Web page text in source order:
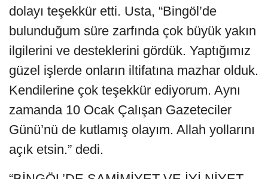
dolayı teşekkür etti. Usta, “Bingöl’de
bulunduğum süre zarfında çok büyük yakın
ilgilerini ve desteklerini gördük. Yaptığımız
güzel işlerde onların iltifatına mazhar olduk.
Kendilerine çok teşekkür ediyorum. Aynı
zamanda 10 Ocak Çalışan Gazeteciler
Günü’nü de kutlamış olayım. Allah yollarını
açık etsin.” dedi.